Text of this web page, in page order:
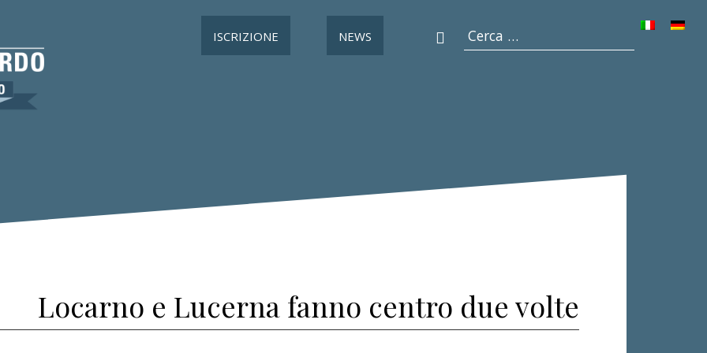
ISCRIZIONE
NEWS
facebook
Ricerca
per:
Locarno e Lucerna fanno centro due volte